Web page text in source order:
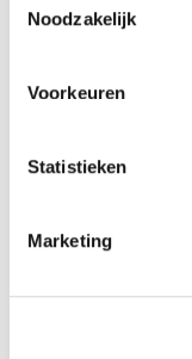
Noodzakelijk
Voorkeuren
Statistieken
Marketing
Geïnteresseerde
formulier. Zij
ontvangen de